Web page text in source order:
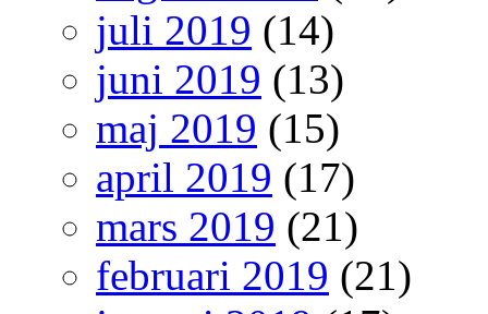
juli 2019 (14)
juni 2019 (13)
maj 2019 (15)
april 2019 (17)
mars 2019 (21)
februari 2019 (21)